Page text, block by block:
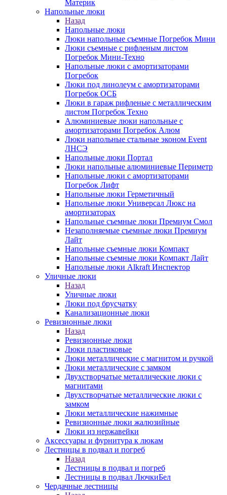
Материк
Напольные люки
Назад
Напольные люки
Люки напольные съемные Погребок Мини
Люки съемные с рифленым листом
Погребок Мини-Техно
Напольные люки с амортизаторами
Погребок
Люки под линолеум с амортизаторами
Погребок ОСБ
Люки в гараж рифленые с металлическим
листом Погребок Техно
Алюминиевые люки напольные с
амортизаторами Погребок Алюм
Люки напольные стальные эконом Event
ЛНСЭ
Напольные люки Портал
Люки напольные алюминиевые Периметр
Напольные люки с амортизаторами
Погребок Лифт
Напольные люки Герметичный
Напольные люки Универсал Люкс на
амортизаторах
Напольные съемные люки Премиум Смол
Незаполняемые съемные люки Премиум
Лайт
Напольные съемные люки Компакт
Напольные съемные люки Компакт Лайт
Напольные люки Alkraft Инспектор
Уличные люки
Назад
Уличные люки
Люки под брусчатку
Канализационные люки
Ревизионные люки
Назад
Ревизионные люки
Люки пластиковые
Люки металлические с магнитом и ручкой
Люки металлические с замком
Двухстворчатые металлические люки с
магнитами
Двухстворчатые металлические люки с
замком
Люки металлические нажимные
Ревизионные люки жалюзийные
Люки из нержавейки
Аксессуары и фурнитура к люкам
Лестницы в подвал и погреб
Назад
Лестницы в подвал и погреб
Лестницы в подвал ЛючкиБел
Чердачные лестницы